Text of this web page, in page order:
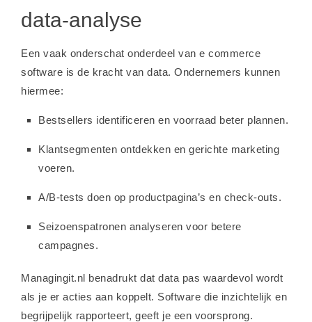
data-analyse
Een vaak onderschat onderdeel van e commerce
software is de kracht van data. Ondernemers kunnen
hiermee:
Bestsellers identificeren en voorraad beter plannen.
Klantsegmenten ontdekken en gerichte marketing
voeren.
A/B-tests doen op productpagina’s en check-outs.
Seizoenspatronen analyseren voor betere
campagnes.
Managingit.nl benadrukt dat data pas waardevol wordt
als je er acties aan koppelt. Software die inzichtelijk en
begrijpelijk rapporteert, geeft je een voorsprong.